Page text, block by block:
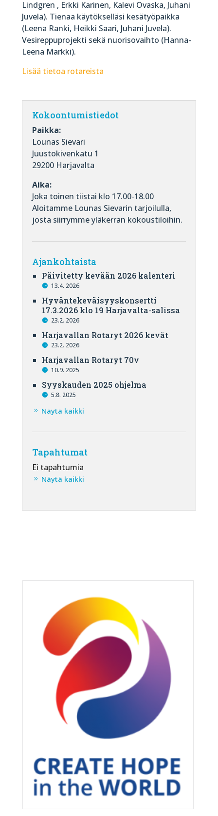
Lindgren , Erkki Karinen, Kalevi Ovaska, Juhani
Juvela). Tienaa käytökselläsi kesätyöpaikka
(Leena Ranki, Heikki Saari, Juhani Juvela).
Vesireppuprojekti sekä nuorisovaihto (Hanna-
Leena Markki).
Lisää tietoa rotareista
Kokoontumistiedot
Paikka:
Lounas Sievari
Juustokivenkatu 1
29200 Harjavalta
Aika:
Joka toinen tiistai klo 17.00-18.00
Aloitamme Lounas Sievarin tarjoilulla,
josta siirrymme yläkerran kokoustiloihin.
Ajankohtaista
Päivitetty kevään 2026 kalenteri
13.4. 2026
Hyväntekeväisyyskonsertti
17.3.2026 klo 19 Harjavalta-salissa
23.2. 2026
Harjavallan Rotaryt 2026 kevät
23.2. 2026
Harjavallan Rotaryt 70v
10.9. 2025
Syyskauden 2025 ohjelma
5.8. 2025
Näytä kaikki
Tapahtumat
Ei tapahtumia
Näytä kaikki